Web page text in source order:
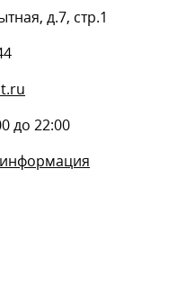
д.7, стр.1
до 22:00
информация